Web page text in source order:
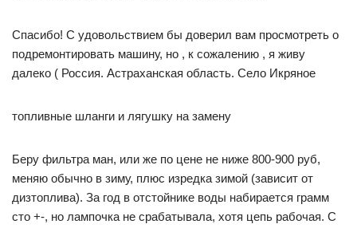
Спасибо! С удовольствием бы доверил вам просмотреть о
подремонтировать машину, но , к сожалению , я живу
далеко ( Россия. Астраханская область. Село Икряное
топливные шланги и лягушку на замену
Беру фильтра ман, или же по цене не ниже 800-900 руб,
меняю обычно в зиму, плюс изредка зимой (зависит от
дизтоплива). За год в отстойнике воды набирается грамм
сто +-, но лампочка не срабатывала, хотя цепь рабочая. С